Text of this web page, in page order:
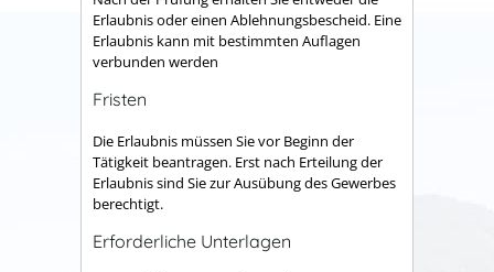
Erlaubnis oder einen Ablehnungsbescheid. Eine
Erlaubnis kann mit bestimmten Auflagen
verbunden werden
Fristen
Die Erlaubnis müssen Sie vor Beginn der
Tätigkeit beantragen. Erst nach Erteilung der
Erlaubnis sind Sie zur Ausübung des Gewerbes
berechtigt.
Erforderliche Unterlagen